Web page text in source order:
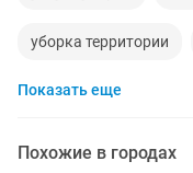
уборка территории
клининговая компания
Показать еще
Похожие в городах